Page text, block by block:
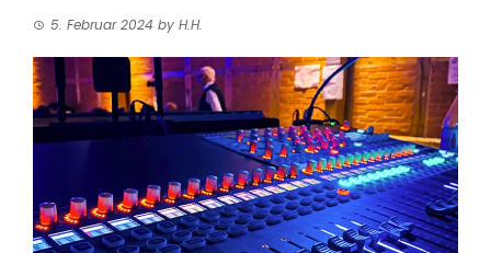
5. Februar 2024 by H.H.